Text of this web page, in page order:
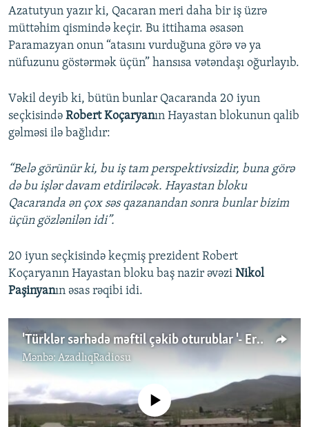
Azatutyun yazır ki, Qacaran meri daha bir iş üzrə
müttəhim qismində keçir. Bu ittihama əsasən
Paramazyan onun “atasını vurduğuna görə və ya
nüfuzunu göstərmək üçün” hansısa vətəndaşı oğurlayıb.
Vəkil deyib ki, bütün bunlar Qacaranda 20 iyun
seçkisində Robert Koçaryanın Hayastan blokunun qalib
gəlməsi ilə bağlıdır:
“Belə görünür ki, bu iş tam perspektivsizdir, buna görə
də bu işlər davam etdiriləcək. Hayastan bloku
Qacaranda ən çox səs qazanandan sonra bunlar bizim
üçün gözlənilən idi”.
20 iyun seçkisində keçmiş prezident Robert
Koçaryanın Hayastan bloku baş nazir əvəzi Nikol
Paşinyanın əsas rəqibi idi.
'Türklər sərhədə məftil çəkib oturublar '- Erməni kəndlilər
Mənbə: AzadlıqRadiosu
No media source currently available